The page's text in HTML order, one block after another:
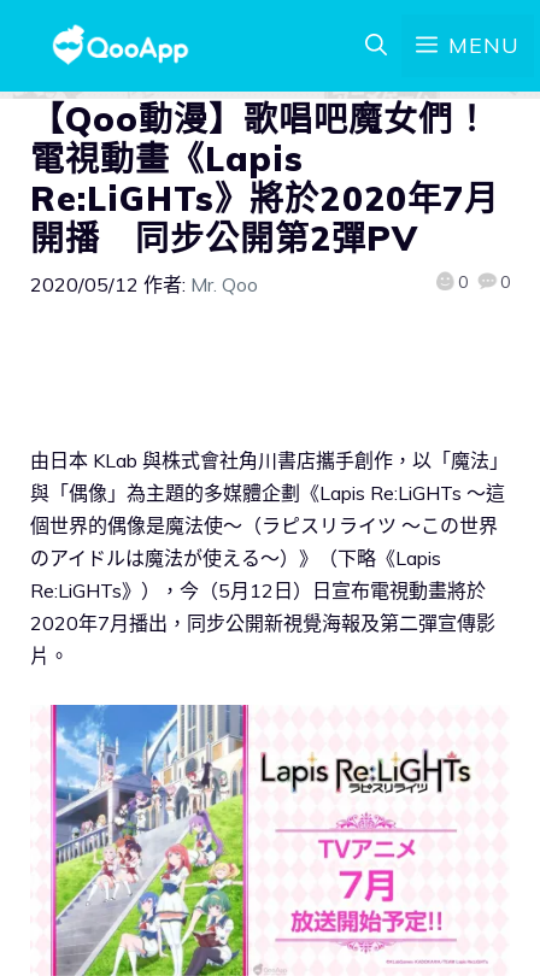
MENU
【Qoo動漫】歌唱吧魔女們！
電視動畫《Lapis
Re:LiGHTs》將於2020年7月
開播 同步公開第2彈PV
2020/05/12 作者: Mr. Qoo 0 0
由日本 KLab 與株式會社角川書店攜手創作，以「魔法」
與「偶像」為主題的多媒體企劃《Lapis Re:LiGHTs ～這
個世界的偶像是魔法使～（ラピスリライツ ～この世界
のアイドルは魔法が使える～）》（下略《Lapis
Re:LiGHTs》），今（5月12日）日宣布電視動畫將於
2020年7月播出，同步公開新視覺海報及第二彈宣傳影
片。